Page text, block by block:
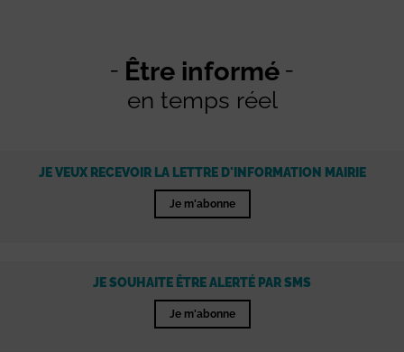
Être informé
en temps réel
JE VEUX RECEVOIR LA LETTRE D'INFORMATION MAIRIE
Je m'abonne
JE SOUHAITE ÊTRE ALERTÉ PAR SMS
Je m'abonne